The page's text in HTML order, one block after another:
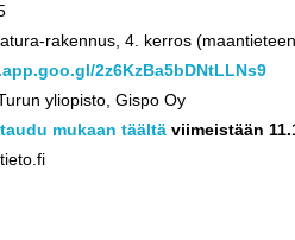
rakennus, 4. kerros
2z6KzBa5bDNtLLNs9
yliopisto, Gispo Oy
mukaan täältä viimeistään